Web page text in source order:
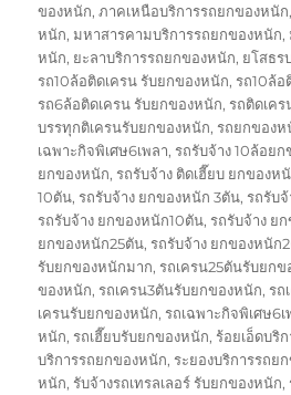
ของหนัก,ภาคเหนือบริการรถยกของหนัก
หนัก,มหาสารคามบริการรถยกของหนัก,
หนัก, ยะลาบริการรถยกของหนัก, ยโสธร
รถ10ล้อติดเครน รับยกของหนัก,รถ10ล้อ
รถ6ล้อติดเครน รับยกของหนัก,รถติดเค
บรรทุกติเครนรับยกของหนัก,รถยกของห
เฉพาะกิจพิเศษ6เพลา,รถรับจ้าง 10ล้อย
ยกของหนัก,รถรับจ้าง ติดเฮี๊ยบ ยกของห
10ตัน,รถรับจ้าง ยกของหนัก 3ตัน,รถรับ
รถรับจ้าง ยกของหนัก10ตัน,รถรับจ้าง ย
ยกของหนัก25ตัน,รถรับจ้าง ยกของหนัก
รับยกของหนักมาก,รถเครน25ตันรับยกข
ของหนัก,รถเครน3ตันรับยกของหนัก,รถ
เครนรับยกของหนัก,รถเฉพาะกิจพิเศษ6เ
หนัก,รถเฮี๊ยบรับยกของหนัก,ร้อยเอ็ดบริ
บริการรถยกของหนัก,ระยองบริการรถย
หนัก,รับจ้างรถเทรลเลอร์ รับยกของหนัก,